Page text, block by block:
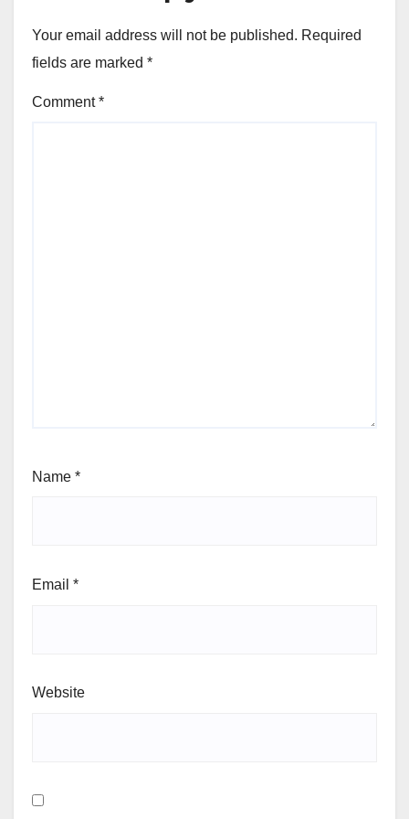
Your email address will not be published. Required
fields are marked *
Comment*
Name *
Email *
Website